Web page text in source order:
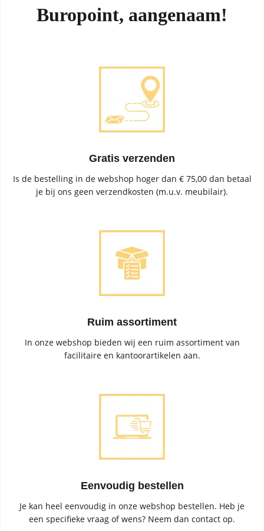
Buropoint, aangenaam!
Gratis verzenden
Is de bestelling in de webshop hoger dan € 75,00 dan betaal
je bij ons geen verzendkosten (m.u.v. meubilair).
Ruim assortiment
In onze webshop bieden wij een ruim assortiment van
facilitaire en kantoorartikelen aan.
Eenvoudig bestellen
Je kan heel eenvoudig in onze webshop bestellen. Heb je
een specifieke vraag of wens? Neem dan contact op.